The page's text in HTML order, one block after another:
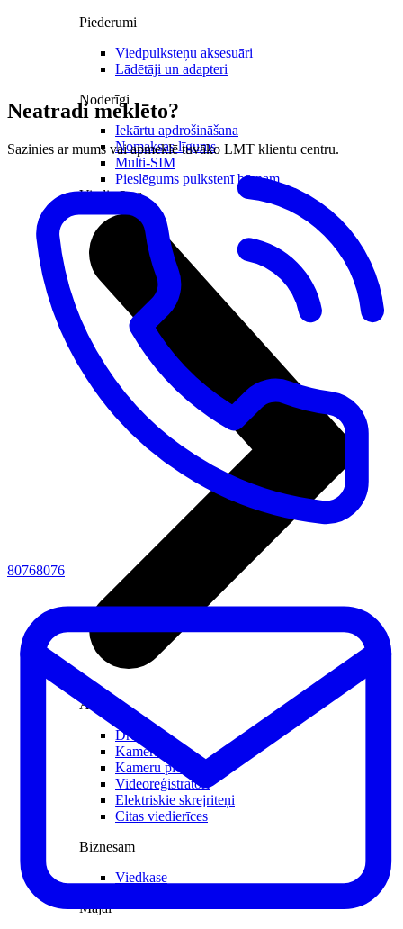
Piederumi
Viedpulksteņu aksesuāri
Lādētāji un adapteri
Noderīgi
Iekārtu apdrošināšana
Nomaksas līgums
Multi-SIM
Pieslēgums pulkstenī bērnam
Viedierīces
Atpūtai
Droni
Kameras
Kameru piederumi
Videoreģistratori
Elektriskie skrejriteņi
Citas viedierīces
Biznesam
Viedkase
Mājai
Neatradi meklēto?
Sazinies ar mums vai apmeklē tuvāko LMT klientu centru.
80768076